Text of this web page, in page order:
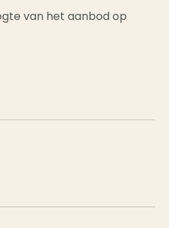
van het aanbod op